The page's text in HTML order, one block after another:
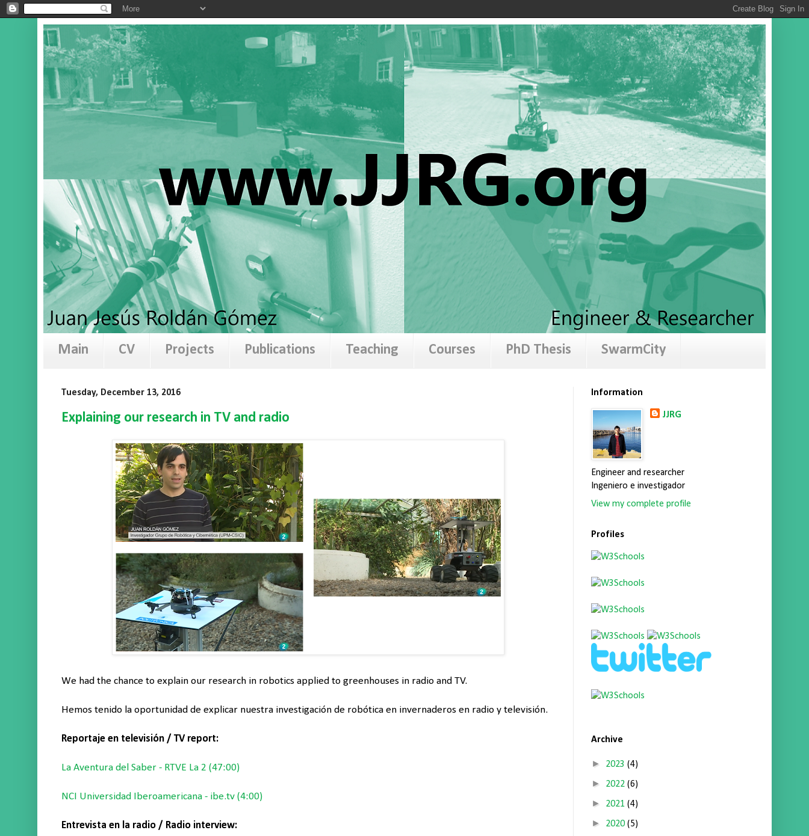
Main CV Projects Publications Teaching Courses PhD Thesis SwarmCity
Tuesday, December 13, 2016
Explaining our research in TV and radio
We had the chance to explain our research in robotics applied to greenhouses in radio and TV.
Hemos tenido la oportunidad de explicar nuestra investigación de robótica en invernaderos en radio y televisión.
Reportaje en televisión / TV report:
La Aventura del Saber - RTVE La 2 (47:00)
NCI Universidad Iberoamericana - ibe.tv (4:00)
Entrevista en la radio / Radio interview:
Information
JJRG
Engineer and researcher
Ingeniero e investigador
View my complete profile
Profiles
Archive
► 2023 (4)
► 2022 (6)
► 2021 (4)
► 2020 (5)